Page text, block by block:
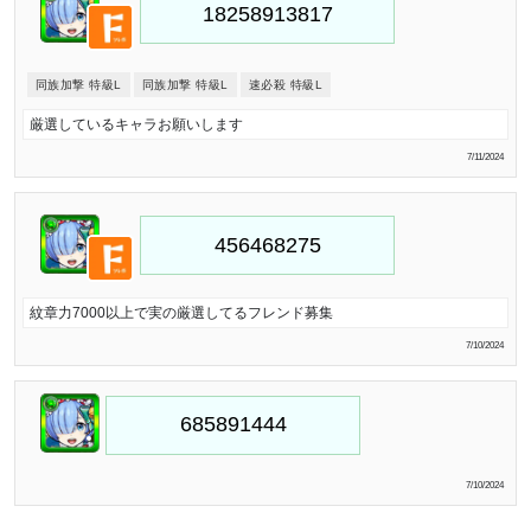
同族加撃 特級L 同族加撃 特級L 速必殺 特級L
厳選しているキャラお願いします
7/11/2024
紋章力7000以上で実の厳選してるフレンド募集
7/10/2024
7/10/2024